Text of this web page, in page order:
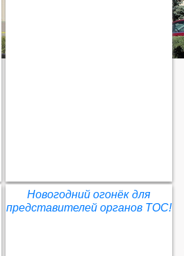
Новогодний огонёк для
представителей органов ТОС!